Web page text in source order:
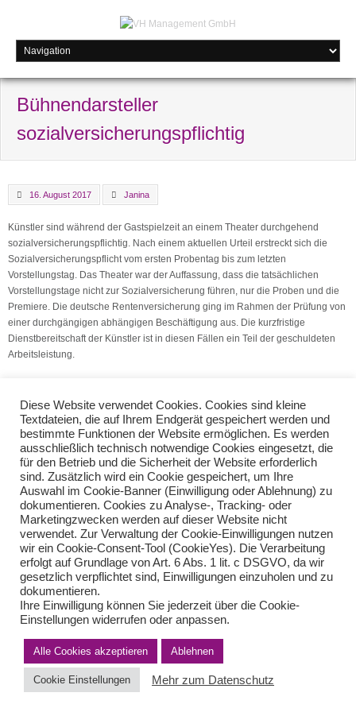
Bühnendarsteller
sozialversicherungspflichtig
16. August 2017 Janina
Künstler sind während der Gastspielzeit an einem Theater durchgehend
sozialversicherungspflichtig. Nach einem aktuellen Urteil erstreckt sich die
Sozialversicherungspflicht vom ersten Probentag bis zum letzten
Vorstellungstag. Das Theater war der Auffassung, dass die tatsächlichen
Vorstellungstage nicht zur Sozialversicherung führen, nur die Proben und die
Premiere. Die deutsche Rentenversicherung ging im Rahmen der Prüfung von
einer durchgängigen abhängigen Beschäftigung aus. Die kurzfristige
Dienstbereitschaft der Künstler ist in diesen Fällen ein Teil der geschuldeten
Arbeitsleistung.
Steuerneutrale Übertragung des Gewerbebetriebs
Kopie einer Rechnungskopie
Teilen Sie diese Nachricht mit Ihren Freunden oder Kollegen
Kontakt
Diese Website verwendet Cookies. Cookies sind kleine
Textdateien, die auf Ihrem Endgerät gespeichert werden und
bestimmte Funktionen der Website ermöglichen. Es werden
ausschließlich technisch notwendige Cookies eingesetzt, die
für den Betrieb und die Sicherheit der Website erforderlich
sind. Zusätzlich wird ein Cookie gespeichert, um Ihre
Auswahl im Cookie-Banner (Einwilligung oder Ablehnung) zu
dokumentieren. Cookies zu Analyse-, Tracking- oder
Marketingzwecken werden auf dieser Website nicht
verwendet. Zur Verwaltung der Cookie-Einwilligungen nutzen
wir ein Cookie-Consent-Tool (CookieYes). Die Verarbeitung
erfolgt auf Grundlage von Art. 6 Abs. 1 lit. c DSGVO, da wir
gesetzlich verpflichtet sind, Einwilligungen einzuholen und zu
dokumentieren.
Ihre Einwilligung können Sie jederzeit über die Cookie-
Einstellungen widerrufen oder anpassen.
Alle Cookies akzeptieren Ablehnen
Cookie Einstellungen Mehr zum Datenschutz